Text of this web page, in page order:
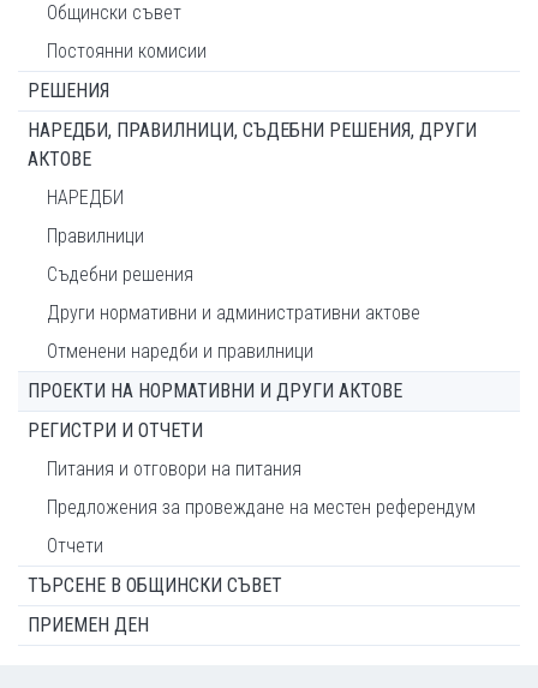
Общински съвет
Постоянни комисии
РЕШЕНИЯ
НАРЕДБИ, ПРАВИЛНИЦИ, СЪДЕБНИ РЕШЕНИЯ, ДРУГИ
АКТОВЕ
НАРЕДБИ
Правилници
Съдебни решения
Други нормативни и административни актове
Отменени наредби и правилници
ПРОЕКТИ НА НОРМАТИВНИ И ДРУГИ АКТОВЕ
РЕГИСТРИ И ОТЧЕТИ
Питания и отговори на питания
Предложения за провеждане на местен референдум
Отчети
ТЪРСЕНЕ В ОБЩИНСКИ СЪВЕТ
ПРИЕМЕН ДЕН